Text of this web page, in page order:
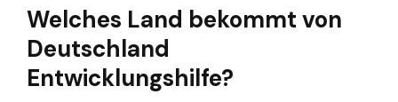
Welches Land bekommt von
Deutschland
Entwicklungshilfe?